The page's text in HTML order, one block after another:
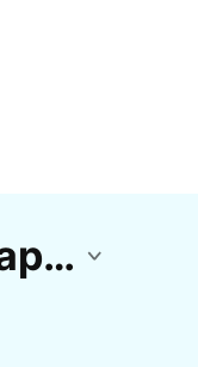
Modelos Gratuitos De Efeitos Ia Gratuito Da CapCut